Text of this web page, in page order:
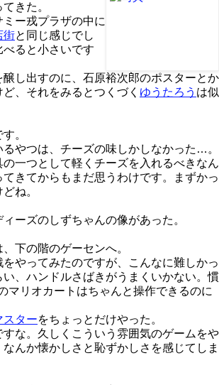
きた。
ー戎プラザの中に
街と同じ感じでし
ると小さいです
し出すのに、石原裕次郎のポスターとか
、それをみるとつくづく ゆうたろう は似
。
やつは、チーズの味しかしなかった…。
一つとして軽くチーズを入れるべきなん
てきてからもまだ思うわけです。まずかっ
ね。
ーズのしずちゃんの像があった。
下の階のゲーセンへ。
やってみたのですが、こんなに難しかっ
、ハンドルさばきがうまくいかない。慣
マリオカートはちゃんと操作できるのに
スターをちょっとだけやった。
な。久しくこういう雰囲気のゲームをや
んか懐かしさと恥ずかしさを感じてしま